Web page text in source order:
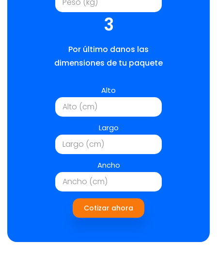
3
Por último danos las
dimensiones de tu paquete
Alto
Largo
Ancho
Cotizar ahora